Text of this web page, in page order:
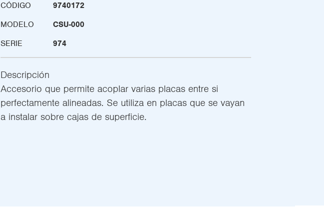
CÓDIGO
9740172
MODELO
CSU-000
SERIE
974
Descripción
Accesorio que permite acoplar varias placas entre si
perfectamente alineadas. Se utiliza en placas que se vayan
a instalar sobre cajas de superficie.